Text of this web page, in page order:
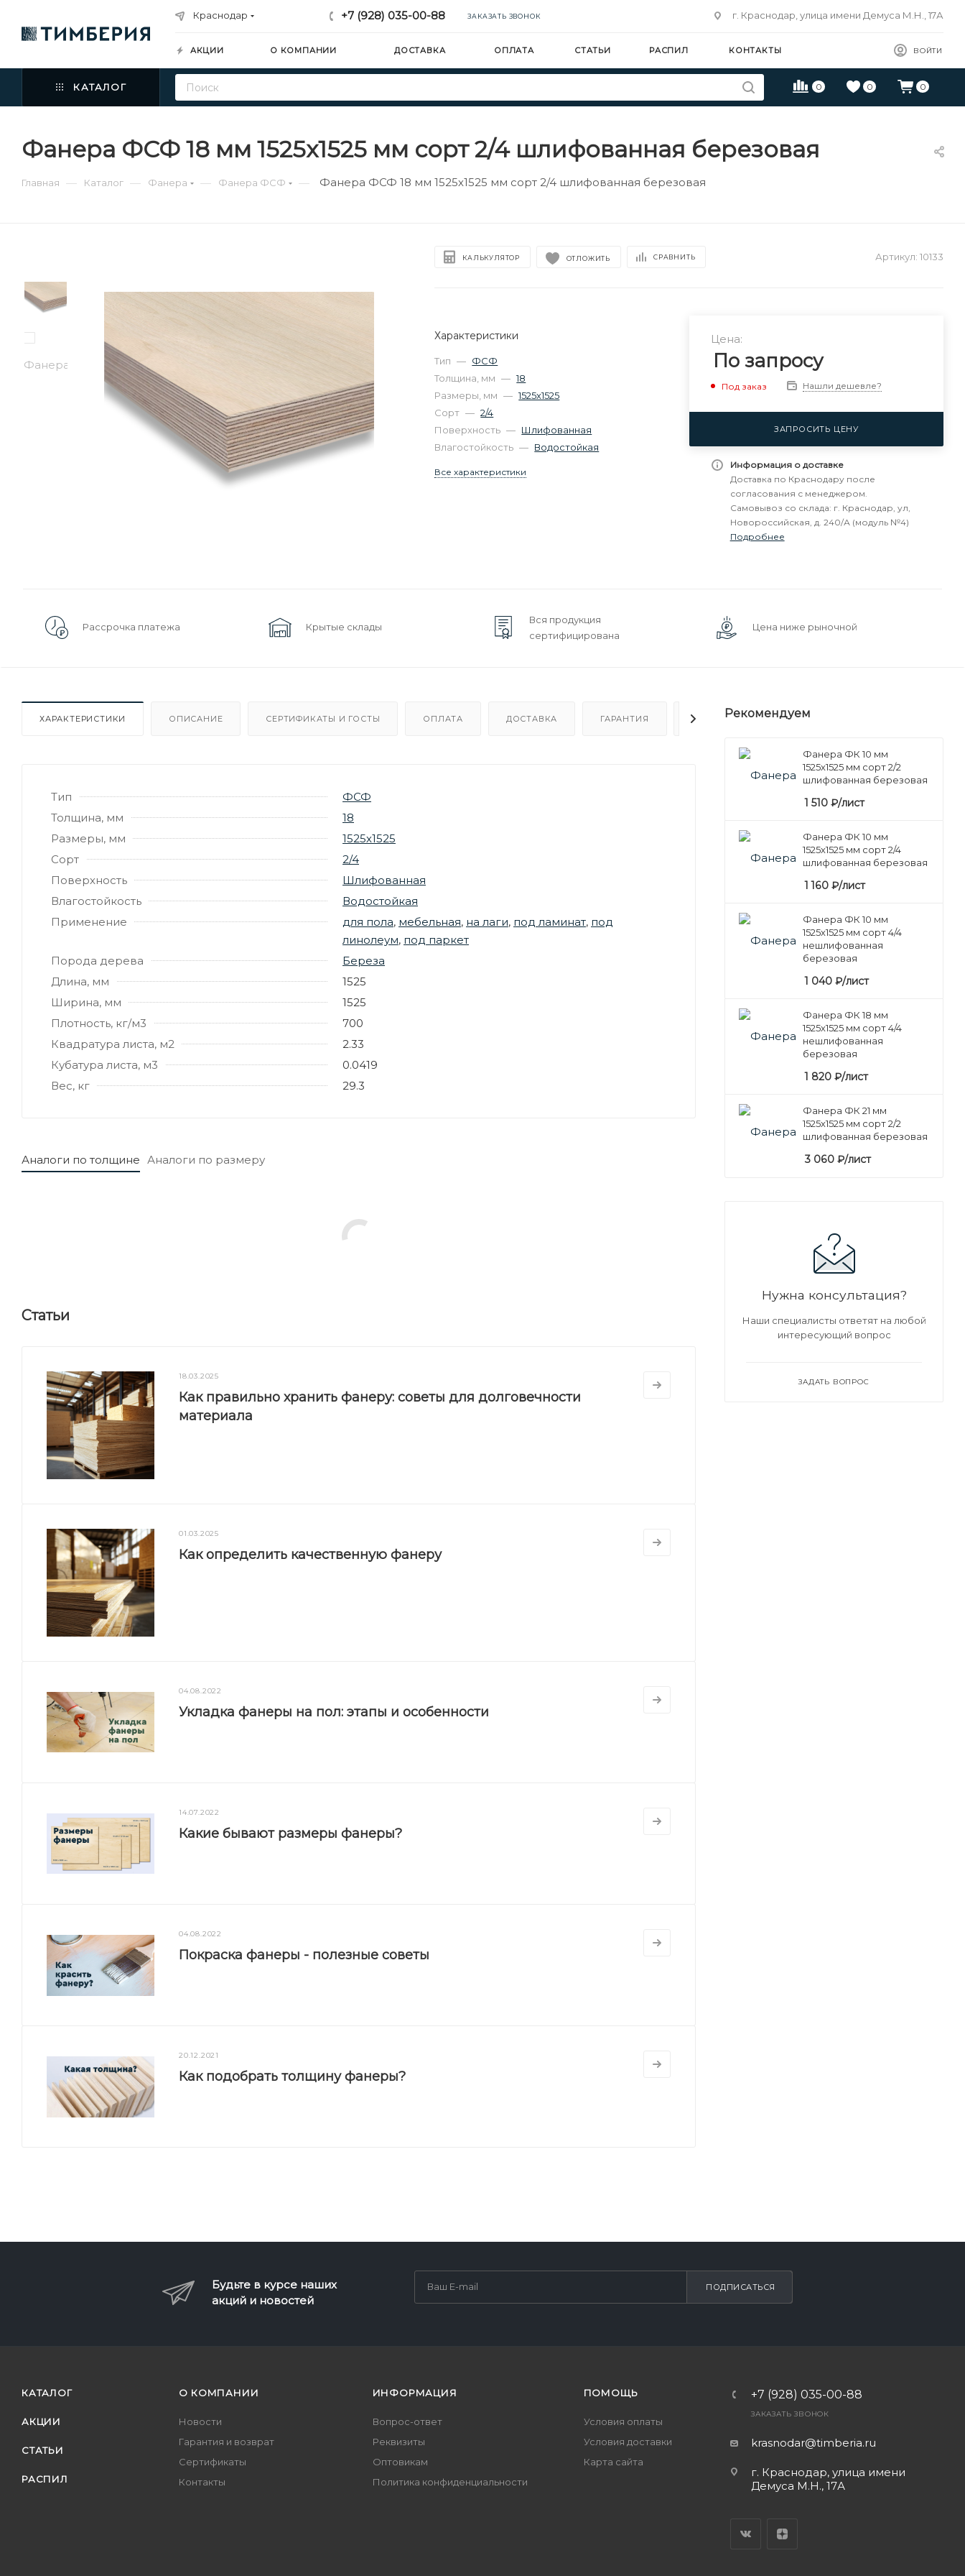
Краснодар +7 (928) 035-00-88 ЗАКАЗАТЬ ЗВОНОК г. Краснодар, улица имени Демуса М.Н., 17А
ВОЙТИ
АКЦИИ О КОМПАНИИ ДОСТАВКА ОПЛАТА СТАТЬИ РАСПИЛ КОНТАКТЫ
0 0 0
КАТАЛОГ
Фанера ФСФ 18 мм 1525х1525 мм сорт 2/4 шлифованная березовая
Главная — Каталог — Фанера — Фанера ФСФ — Фанера ФСФ 18 мм 1525х1525 мм сорт 2/4 шлифованная березовая
КАЛЬКУЛЯТОР ОТЛОЖИТЬ СРАВНИТЬ Артикул: 10133
Характеристики
Тип — ФСФ
Толщина, мм — 18
Размеры, мм — 1525х1525
Сорт — 2/4
Поверхность — Шлифованная
Влагостойкость — Водостойкая
Все характеристики
Цена:
По запросу
Под заказ Нашли дешевле?
ЗАПРОСИТЬ ЦЕНУ
Информация о доставке
Доставка по Краснодару после
согласования с менеджером.
Самовывоз со склада: г. Краснодар, ул,
Новороссийская, д. 240/А (модуль №4)
Подробнее
Рассрочка платежа Крытые склады
Вся продукция
сертифицирована
Цена ниже рыночной
ХАРАКТЕРИСТИКИ ОПИСАНИЕ СЕРТИФИКАТЫ И ГОСТЫ ОПЛАТА ДОСТАВКА ГАРАНТИЯ ОТЗЫВЫ
Тип
ФСФ
Толщина, мм
18
Размеры, мм
1525х1525
Сорт
2/4
Поверхность
Шлифованная
Влагостойкость
Водостойкая
Применение
для пола, мебельная, на лаги, под ламинат, под
линолеум, под паркет
Порода дерева
Береза
Длина, мм
1525
Ширина, мм
1525
Плотность, кг/м3
700
Квадратура листа, м2
2.33
Кубатура листа, м3
0.0419
Вес, кг
29.3
Аналоги по толщине Аналоги по размеру
Статьи
18.03.2025
Как правильно хранить фанеру: советы для долговечности
материала
01.03.2025
Как определить качественную фанеру
04.08.2022
Укладка фанеры на пол: этапы и особенности
14.07.2022
Какие бывают размеры фанеры?
04.08.2022
Покраска фанеры - полезные советы
20.12.2021
Как подобрать толщину фанеры?
Рекомендуем
Фанера ФК 10 мм
1525х1525 мм сорт 2/2
шлифованная березовая
1 510 ₽/лист
Фанера ФК 10 мм
1525х1525 мм сорт 2/4
шлифованная березовая
1 160 ₽/лист
Фанера ФК 10 мм
1525х1525 мм сорт 4/4
нешлифованная
березовая
1 040 ₽/лист
Фанера ФК 18 мм
1525х1525 мм сорт 4/4
нешлифованная
березовая
1 820 ₽/лист
Фанера ФК 21 мм
1525х1525 мм сорт 2/2
шлифованная березовая
3 060 ₽/лист
Нужна консультация?
Наши специалисты ответят на любой
интересующий вопрос
ЗАДАТЬ ВОПРОС
Будьте в курсе наших
акций и новостей
ПОДПИСАТЬСЯ
КАТАЛОГ
АКЦИИ
СТАТЬИ
РАСПИЛ
О КОМПАНИИ
Новости
Гарантия и возврат
Сертификаты
Контакты
ИНФОРМАЦИЯ
Вопрос-ответ
Реквизиты
Оптовикам
Политика конфиденциальности
ПОМОЩЬ
Условия оплаты
Условия доставки
Карта сайта
+7 (928) 035-00-88
ЗАКАЗАТЬ ЗВОНОК
krasnodar@timberia.ru
г. Краснодар, улица имени
Демуса М.Н., 17А